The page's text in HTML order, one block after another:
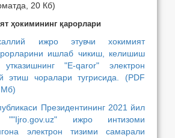
20 Кб)
ҳокимининг қарорлари
ижро этувчи хокимият
ишлаб чикиш, келишиш
"Е-qaror" электрон
этиш чоралари тугрисида. (PDF
Президентининг 2021 йил
ижро интизоми
электрон тизими самарали